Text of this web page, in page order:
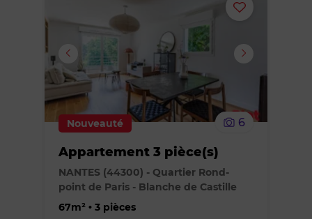
Ajouter
supprimer
Nouveauté 6
Appartement 3 pièce(s)
NANTES (44300) - Quartier Rond-
point de Paris - Blanche de Castille
67m² • 3 pièces